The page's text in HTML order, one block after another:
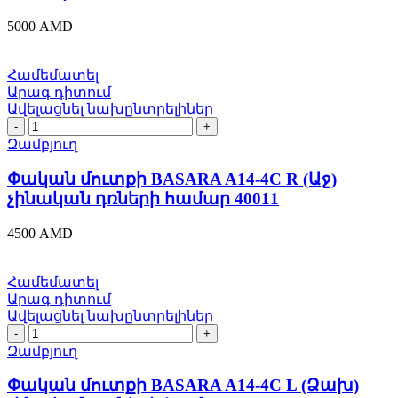
չինական
40042
quantity
5000 AMD
Համեմատել
Արագ դիտում
Ավելացնել նախընտրելիներ
Փական
մուտքի
BASARA
A14-
4С
R
չինական
համար
40011
quantity
Զամբյուղ
Փական մուտքի BASARA A14-4С R (Աջ)
չինական դռների համար 40011
4500 AMD
Համեմատել
Արագ դիտում
Ավելացնել նախընտրելիներ
Փական
մուտքի
BASARA
A14-
Զամբյուղ
Փական մուտքի BASARA A14-4С L (Ձախ)